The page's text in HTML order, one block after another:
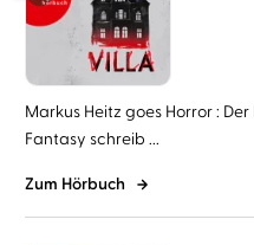
Markus Heitz goes Horror :
Fantasy schreib ...
Zum Hörbuch